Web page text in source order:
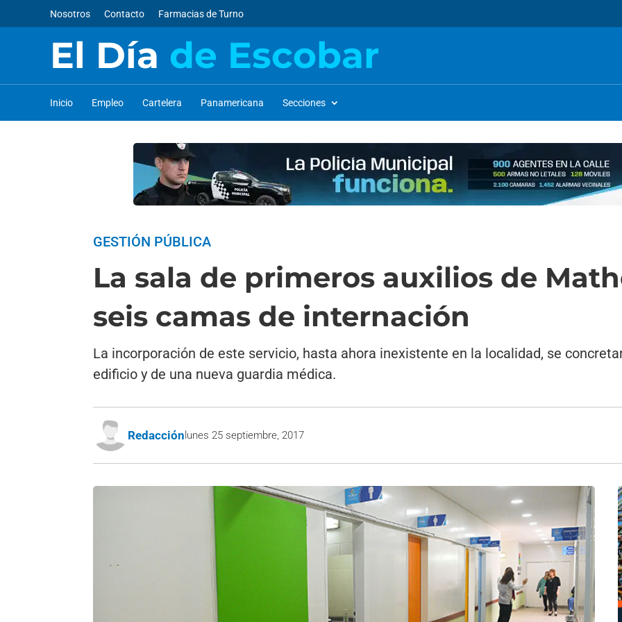
Nosotros Contacto Farmacias de Turno
El Día de Escobar
Inicio Empleo Cartelera Panamericana Secciones
GESTIÓN PÚBLICA
La sala de primeros auxilios de
seis camas de internación
La incorporación de este servicio, hasta ahora inexistente en la localidad, se
edificio y de una nueva guardia médica.
Redacción lunes 25 septiembre, 2017